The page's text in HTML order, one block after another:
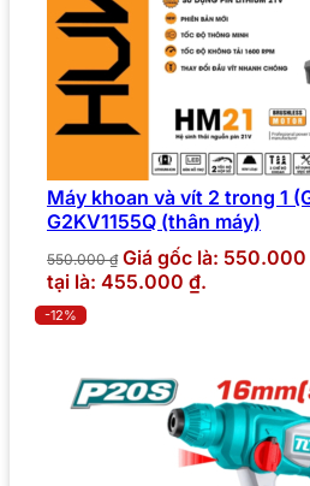
Máy khoan và vít 2 trong 1
G2KV1155Q (thân máy)
550.000₫ Giá gốc là: 550.000
tại là: 455.000 ₫.
-12%